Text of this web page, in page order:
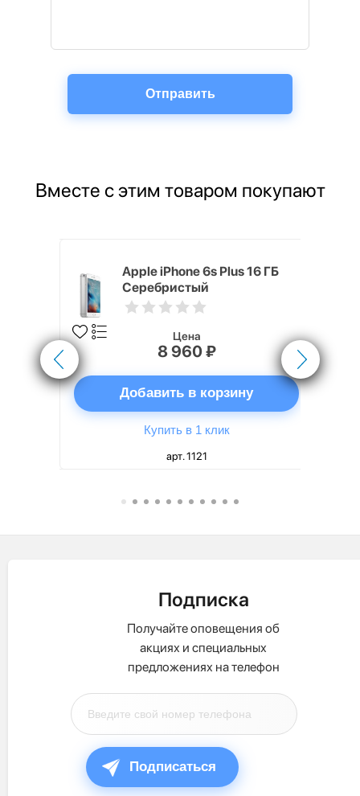
Вместе с этим товаром покупают
Apple iPhone 6s Plus 16 ГБ
Серебристый
Цена
8 960 ₽
Добавить в корзину
Купить в 1 клик
арт. 1121
Подписка
Получайте оповещения об
акциях и специальных
предложениях на телефон
Подписаться